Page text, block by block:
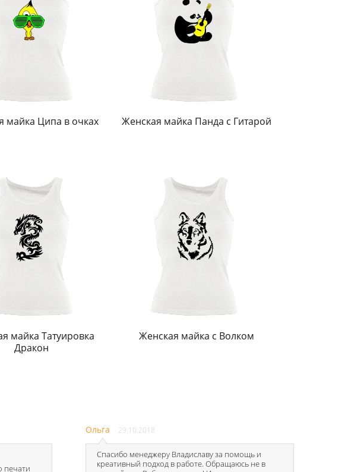
майка Ципа в очках Женская майка Панда с Гитарой
майка Татуировка
Дракон
Женская майка с Волком
печати
Ольга 29.10.2018
Спасибо менеджеру Владиславу за помощь и
креативный подход в работе. Обращаюсь не в